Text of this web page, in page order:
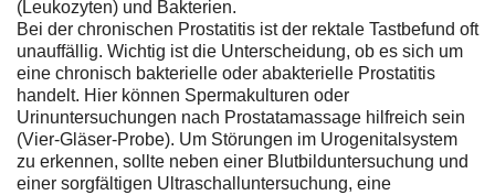
(Leukozyten) und Bakterien.
Bei der chronischen Prostatitis ist der rektale Tastbefund oft
unauffällig. Wichtig ist die Unterscheidung, ob es sich um
eine chronisch bakterielle oder abakterielle Prostatitis
handelt. Hier können Spermakulturen oder
Urinuntersuchungen nach Prostatamassage hilfreich sein
(Vier-Gläser-Probe). Um Störungen im Urogenitalsystem
zu erkennen, sollte neben einer Blutbilduntersuchung und
einer sorgfältigen Ultraschalluntersuchung, eine